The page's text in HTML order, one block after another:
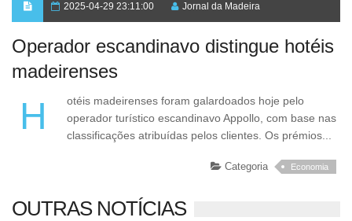
2025-04-29 23:11:00 Jornal da Madeira
Operador escandinavo distingue hotéis
madeirenses
Hotéis madeirenses foram galardoados hoje pelo
operador turístico escandinavo Appollo, com base nas
classificações atribuídas pelos clientes. Os prémios...
Categoria Economia
OUTRAS NOTÍCIAS